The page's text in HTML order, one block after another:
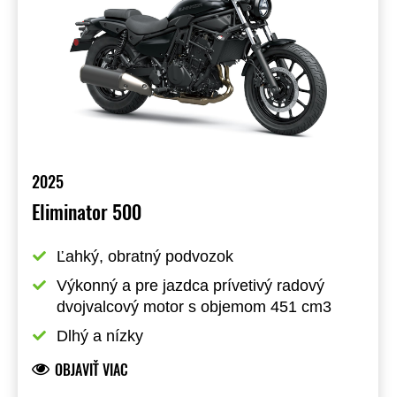
2025
Eliminator 500
Ľahký, obratný podvozok
Výkonný a pre jazdca prívetivý radový
dvojvalcový motor s objemom 451 cm3
Dlhý a nízky
OBJAVIŤ VIAC